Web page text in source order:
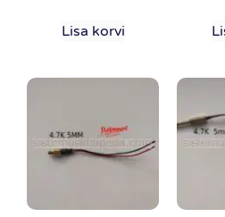
Lisa korvi